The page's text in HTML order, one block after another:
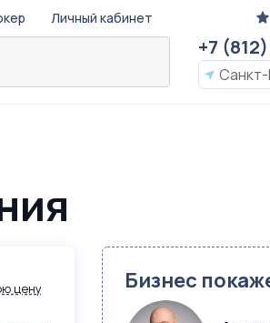
Личный кабинет
+7
цену Бизнес